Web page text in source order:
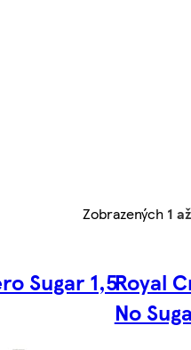
Zobrazených 1
Sugar 1,5Royal
No